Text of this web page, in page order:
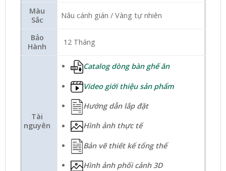
Màu
Sắc
Nâu cánh gián / Vàng tự nhiên
Bảo
Hành
12 Tháng
Tài
nguyên
Catalog dòng bàn ghế ăn
Video giới thiệu sản phẩm
Hướng dẫn lắp đặt
Hình ảnh thực tế
Bản vẽ thiết kế tổng thể
Hình ảnh phối cảnh 3D